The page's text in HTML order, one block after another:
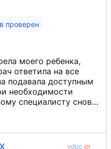
проверен
моего ребенка,
ответила на все
подавала доступным
необходимости
специалисту снова,